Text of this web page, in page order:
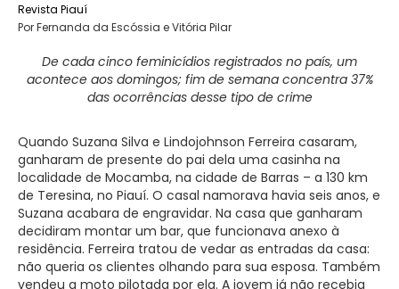
Revista Piauí
Por Fernanda da Escóssia e Vitória Pilar
De cada cinco feminicídios registrados no país, um
acontece aos domingos; fim de semana concentra 37%
das ocorrências desse tipo de crime
Quando Suzana Silva e Lindojohnson Ferreira casaram,
ganharam de presente do pai dela uma casinha na
localidade de Mocamba, na cidade de Barras – a 130 km
de Teresina, no Piauí. O casal namorava havia seis anos, e
Suzana acabara de engravidar. Na casa que ganharam
decidiram montar um bar, que funcionava anexo à
residência. Ferreira tratou de vedar as entradas da casa:
não queria os clientes olhando para sua esposa. Também
vendeu a moto pilotada por ela. A jovem já não recebia